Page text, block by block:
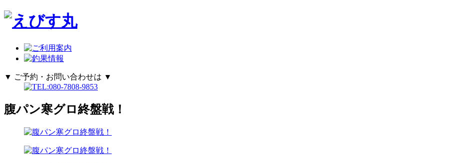
▼ ご予約・お問い合わせは ▼
腹パン寒グロ終盤戦！